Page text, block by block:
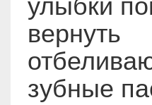
вернуть
зубные